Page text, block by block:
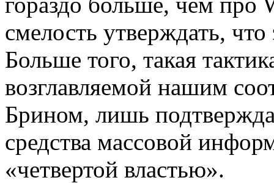
смелость утверждать,
Больше того, такая
возглавляемой нашим
Брином, лишь
средства массовой
«четвертой властью».